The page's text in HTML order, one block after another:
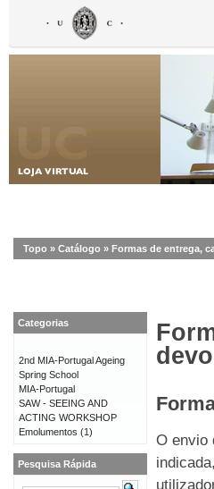
Topo » Catálogo » Formas de entrega,
O envio
Categorias
2nd MIA-Portugal Ageing
Spring School
MIA-Portugal
SAW - SEEING AND
ACTING WORKSHOP
Emolumentos (1)
Pesquisa Rápida